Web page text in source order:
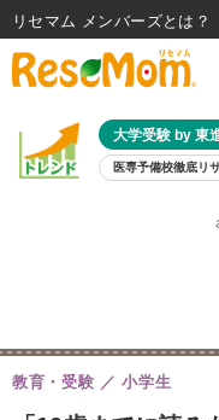
大学受験 by 東
医専予備校徹底リ
8月
教育・受験 小学生
リセマム メンバーズ